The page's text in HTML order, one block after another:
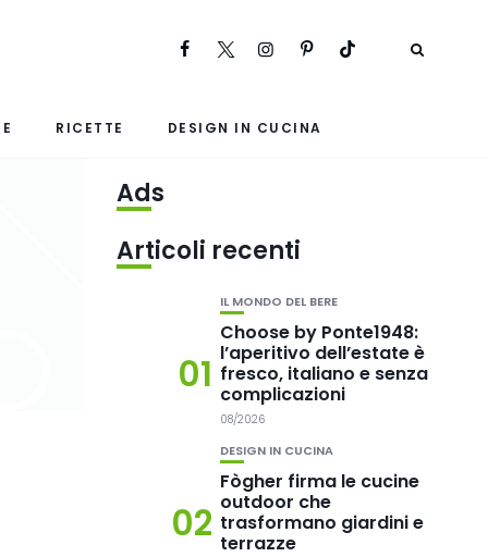
RICETTE DESIGN IN CUCINA
Ads
Articoli recenti
01
IL MONDO DEL BERE
Choose by Ponte1948:
l’aperitivo dell’estate è
fresco, italiano e senza
complicazioni
08/2026
02
DESIGN IN CUCINA
Fògher firma le cucine
outdoor che
trasformano giardini e
terrazze